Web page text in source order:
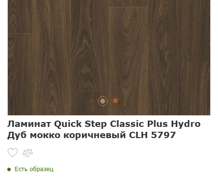
Ламинат Quick Step Classic Plus Hydro
Дуб мокко коричневый CLH 5797
Есть образец